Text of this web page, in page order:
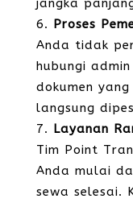
jangka
Proses
Anda tidak
hubungi
dokumen
langsung
Layanan
Tim Point
Anda mulai
sewa selesai.